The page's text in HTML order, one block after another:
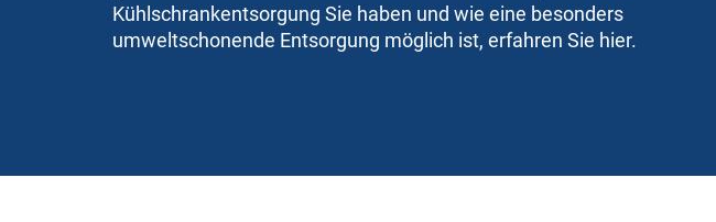
Kühlschrankentsorgung Sie haben und wie eine besonders
umweltschonende Entsorgung möglich ist, erfahren Sie hier.